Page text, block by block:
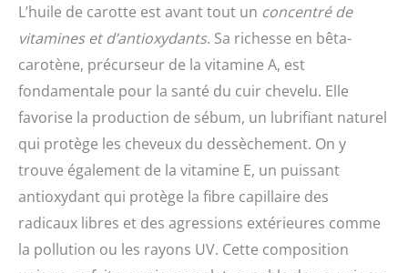
L’huile de carotte est avant tout un concentré de
vitamines et d’antioxydants. Sa richesse en bêta-
carotène, précurseur de la vitamine A, est
fondamentale pour la santé du cuir chevelu. Elle
favorise la production de sébum, un lubrifiant naturel
qui protège les cheveux du dessèchement. On y
trouve également de la vitamine E, un puissant
antioxydant qui protège la fibre capillaire des
radicaux libres et des agressions extérieures comme
la pollution ou les rayons UV. Cette composition